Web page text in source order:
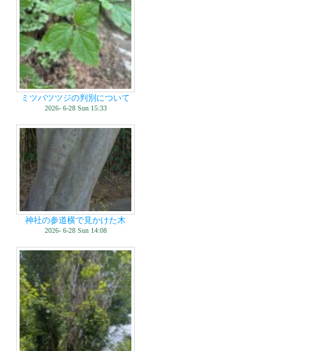
ミツバツツジの判別について
2026- 6-28 Sun 15:33
神社の参道横で見かけた木
2026- 6-28 Sun 14:08